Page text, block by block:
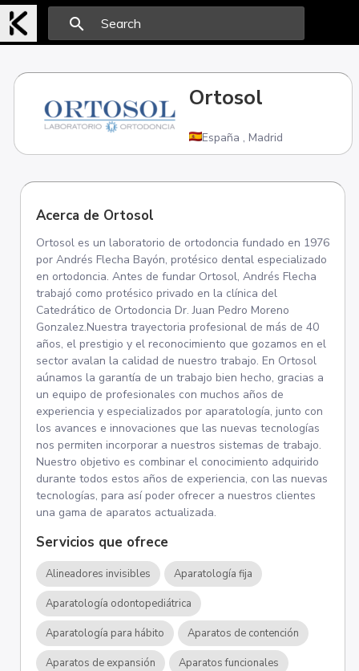
search
Ortosol
España , Madrid
Acerca de Ortosol
Ortosol es un laboratorio de ortodoncia fundado en 1976
por Andrés Flecha Bayón, protésico dental especializado
en ortodoncia. Antes de fundar Ortosol, Andrés Flecha
trabajó como protésico privado en la clínica del
Catedrático de Ortodoncia Dr. Juan Pedro Moreno
Gonzalez.Nuestra trayectoria profesional de más de 40
años, el prestigio y el reconocimiento que gozamos en el
sector avalan la calidad de nuestro trabajo. En Ortosol
aúnamos la garantía de un trabajo bien hecho, gracias a
un equipo de profesionales con muchos años de
experiencia y especializados por aparatología, junto con
los avances e innovaciones que las nuevas tecnologías
nos permiten incorporar a nuestros sistemas de trabajo.
Nuestro objetivo es combinar el conocimiento adquirido
durante todos estos años de experiencia, con las nuevas
tecnologías, para así poder ofrecer a nuestros clientes
una gama de aparatos actualizada.
Servicios que ofrece
Alineadores invisibles Aparatología fija
Aparatología odontopediátrica
Aparatología para hábito Aparatos de contención
Aparatos de expansión Aparatos funcionales